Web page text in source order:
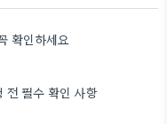
확인하세요
전 필수 확인 사항